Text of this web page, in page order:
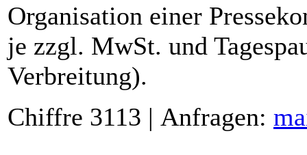
Organisation einer
je zzgl. MwSt. und
Verbreitung).
Chiffre 3113 | Anfragen: